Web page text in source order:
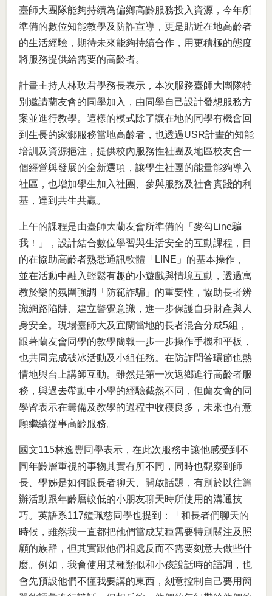
臺師大團隊能夠持續為偏鄉高齡服務投入資源，今年所
準備的數位知能教學及防詐宣導，更是貼近在地高齡者
的生活經驗，期待未來能夠持續合作，用更積極的態度
將服務提供給需要的高齡者。
計畫主持人林玫君學務長表示，本次服務臺師大團隊特
別邀請蘭友會的同學加入，由同學自己設計發想服務方
案並進行教學。這樣的模式除了讓在地的同學有機會回
到生長的家鄉服務當地高齡者，也透過USR計畫的知能
培訓及資源挹注，提供校內服務性社團及地區校友會一
個經營與發展的全新選項，讓學生社團的能量能夠導入
社區，也增加學生加入社團、參與服務及社會實踐的利
基，達到共生共贏。
上午的課程是由臺師大蘭友會所準備的「麥勾Line騙
我！」，設計結合數位學習與生活安全的互動課程，目
的在協助高齡者熟悉通訊軟體「LINE」的基本操作，
並在活動中融入輕鬆有趣的小遊戲與情境互動，透過寓
教於樂的氛圍強調「防範詐騙」的重要性，協助長者辨
識網路陷阱、建立警覺意識，進一步保護自身財產與人
身安全。現場臺師大及宜蘭當地的長者混合分成5組，
跟著蘭友會同學的教學簡報一步一步操作手機和平板，
也共同完成破冰活動及小組任務。在防詐問答環節也熱
情地與台上講師互動。雖然是第一次返鄉進行高齡者服
務，與過去帶動中小學的經驗截然不同，但蘭友會的同
學皆表示在籌備及教學的過程中收穫良多，未來也有意
願繼續從事高齡服務。
國文115林逸豐同學表示，在此次服務中讓他感受到不
同年齡層重視的事物其實有所不同，同時也觀察到師
長、學姊是如何跟長者聊天、開啟話題，有別於以往籌
辦活動跟年齡層較低的小朋友聊天時所使用的溝通技
巧。英語系117鐘珮慈同學也提到：「和長者們聊天的
時候，雖然我一直都把他們當成某種需要特別關注及照
顧的族群，但其實跟他們相處反而不需要刻意去做些什
麼。例如，我會使用某種類似和小孩說話時的語調，也
會先預設他們不懂我要講的東西，刻意控制自己要用簡